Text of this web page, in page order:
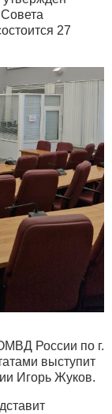
27
России по г.
выступит
Игорь Жуков.